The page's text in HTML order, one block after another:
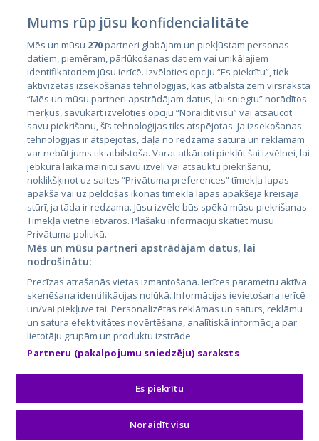
Страны
Эстония
Латвия
Литва
City24.lv
City24.ee
GetaPro.lv
GetaPro.ee
Skelbiu.lt
Autoplius.lt
Aruodas.lt
CVbankas.lt
Kainos.lt
Paslaugos.lt
auto24.ee
Osta.ee
KuldneBörs.ee
Mums rūp jūsu konfidencialitāte
Mēs un mūsu 270partneri glabājam un piekļūstam personas
datiem, piemēram, pārlūkošanas datiem vai unikālajiem
identifikatoriem jūsu ierīcē. Izvēloties opciju “Es piekrītu”, tiek
aktivizētas izsekošanas tehnoloģijas, kas atbalsta zem virsraksta
“Mēs un mūsu partneri apstrādājam datus, lai sniegtu” norādītos
mērķus, savukārt izvēloties opciju “Noraidīt visu” vai atsaucot
savu piekrišanu, šīs tehnoloģijas tiks atspējotas. Ja izsekošanas
tehnoloģijas ir atspējotas, daļa no redzamā satura un reklāmām
var nebūt jums tik atbilstoša. Varat atkārtoti piekļūt šai izvēlnei, lai
jebkurā laikā mainītu savu izvēli vai atsauktu piekrišanu,
noklikšķinot uz saites “Privātuma preferences” tīmekļa lapas
apakšā vai uz peldošās ikonas tīmekļa lapas apakšējā kreisajā
stūrī, ja tāda ir redzama. Jūsu izvēle būs spēkā mūsu piekrišanas
Tīmekļa vietne ietvaros. Plašāku informāciju skatiet mūsu
Privātuma politikā.
Mēs un mūsu partneri apstrādājam datus, lai
nodrošinātu:
Precīzas atrašanās vietas izmantošana. Ierīces parametru aktīva
skenēšana identifikācijas nolūkā. Informācijas ievietošana ierīcē
un/vai piekļuve tai. Personalizētas reklāmas un saturs, reklāmu
un satura efektivitātes novērtēšana, analītiskā informācija par
lietotāju grupām un produktu izstrāde.
Partneru (pakalpojumu sniedzēju) saraksts
Es piekrītu
Noraidīt visu